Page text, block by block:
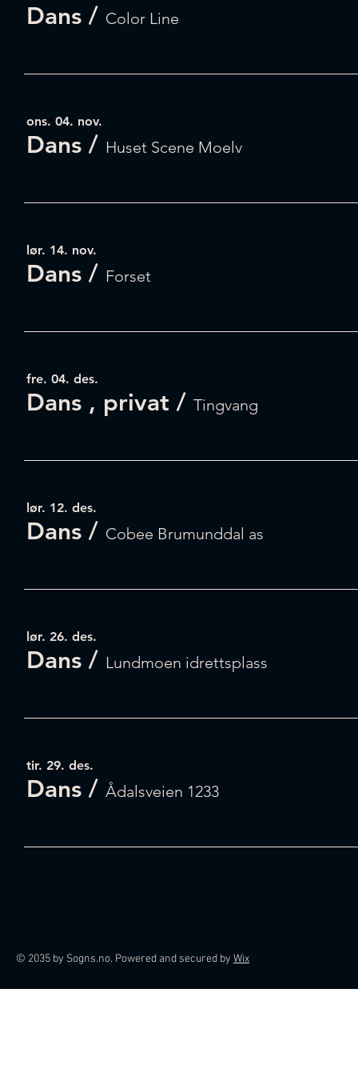
Dans / Color Line
ons. 04. nov.
Dans / Huset Scene Moelv
lør. 14. nov.
Dans / Forset
fre. 04. des.
Dans , privat / Tingvang
lør. 12. des.
Dans / Cobee Brumunddal as
lør. 26. des.
Dans / Lundmoen idrettsplass
tir. 29. des.
Dans / Ådalsveien 1233
© 2035 by Sogns.no. Powered and secured by Wix